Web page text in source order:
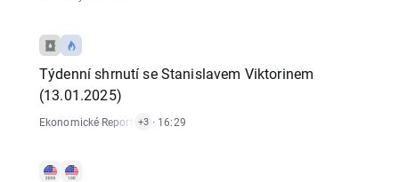
Týdenní shrnutí se Stanislavem Viktorinem
(13.01.2025)
Ekonomické Reporty,Komoditní Trh
+3 · 16:29